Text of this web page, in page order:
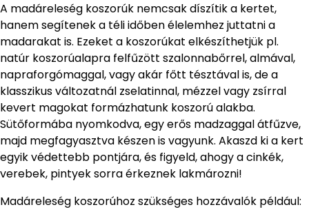
A madáreleség koszorúk nemcsak díszítik a kertet,
hanem segítenek a téli időben élelemhez juttatni a
madarakat is. Ezeket a koszorúkat elkészíthetjük pl.
natúr koszorúalapra felfűzött szalonnabőrrel, almával,
napraforgómaggal, vagy akár főtt tésztával is, de a
klasszikus változatnál zselatinnal, mézzel vagy zsírral
kevert magokat formázhatunk koszorú alakba.
Sütőformába nyomkodva, egy erős madzaggal átfűzve,
majd megfagyasztva készen is vagyunk. Akaszd ki a kert
egyik védettebb pontjára, és figyeld, ahogy a cinkék,
verebek, pintyek sorra érkeznek lakmározni!
Madáreleség koszorúhoz szükséges hozzávalók például: